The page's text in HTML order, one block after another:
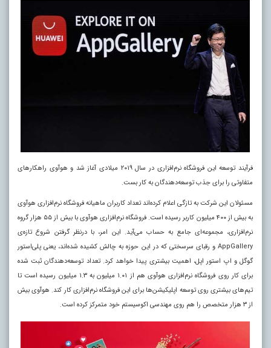
فرآیند توسعه این فروشگاه نرم‌افزاری در سال ۲۰۱۹ میلادی آغاز شد و هوآوی راهکارهای
متفاوتی را برای جذب توسعه‌دهندگان به کار بست.
مسئولان این شرکت به تازگی اعلام کرده‌اند تعداد کاربران ماهیانه فروشگاه نرم‌افزاری هوآوی
به بیش از ۴۰۰ میلیون کاربر رسیده است. فروشگاه نرم‌افزاری هوآوی با بیش از ۵۵ هزار گروه
نرم‌افزاری، مجموعه‌ای جامع به حساب می‌آید. این امر، با درنظر گرفتن شروع تازه‌ی
AppGallery و رقبای سرسختی که در این حوزه به چالش کشیده‌ شده‌اند، یعنی پلی‌استور
گوگل و اپ استور اپل، اهمیت بیشتری پیدا خواهد کرد. تعداد توسعه‌دهندگان ثبت شده
برای کار روی فروشگاه نرم‌افزاری هوآوی هم از ۱.۰۱ میلیون به ۱.۳ میلیون رسیده است تا
تیم‌های بیشتری روی توسعه اپلیکیشن‌ها برای این فروشگاه نرم‌افزاری کار کند. هوآوی بیش
از ۳ هزار متخصص را هم روی مهندسی اکوسیستم خود متمرکز کرده است
.